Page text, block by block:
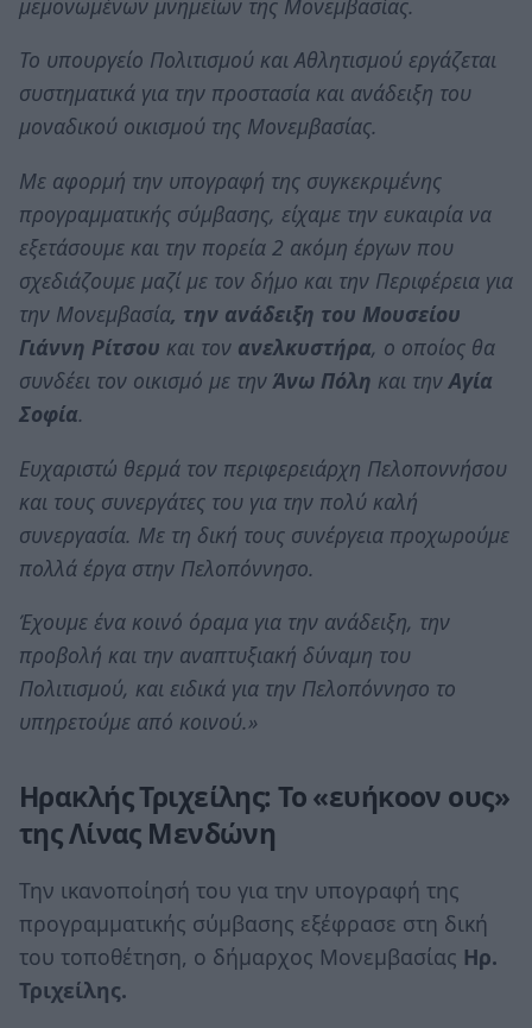
μεμονωμένων μνημείων της Μονεμβασίας.
Το υπουργείο Πολιτισμού και Αθλητισμού εργάζεται
συστηματικά για την προστασία και ανάδειξη του
μοναδικού οικισμού της Μονεμβασίας.
Με αφορμή την υπογραφή της συγκεκριμένης
προγραμματικής σύμβασης, είχαμε την ευκαιρία να
εξετάσουμε και την πορεία 2 ακόμη έργων που
σχεδιάζουμε μαζί με τον δήμο και την Περιφέρεια για
την Μονεμβασία, την ανάδειξη του Μουσείου
Γιάννη Ρίτσου και τον ανελκυστήρα, ο οποίος θα
συνδέει τον οικισμό με τηνΆνω Πόλη και τηνΑγία
Σοφία.
Ευχαριστώ θερμά τον περιφερειάρχη Πελοποννήσου
και τους συνεργάτες του για την πολύ καλή
συνεργασία. Με τη δική τους συνέργεια προχωρούμε
πολλά έργα στην Πελοπόννησο.
Έχουμε ένα κοινό όραμα για την ανάδειξη, την
προβολή και την αναπτυξιακή δύναμη του
Πολιτισμού, και ειδικά για την Πελοπόννησο το
υπηρετούμε από κοινού.»
Ηρακλής Τριχείλης: Το «ευήκοον ους»
της Λίνας Μενδώνη
Την ικανοποίησή του για την υπογραφή της
προγραμματικής σύμβασης εξέφρασε στη δική
του τοποθέτηση, ο δήμαρχος Μονεμβασίας Ηρ.
Τριχείλης.